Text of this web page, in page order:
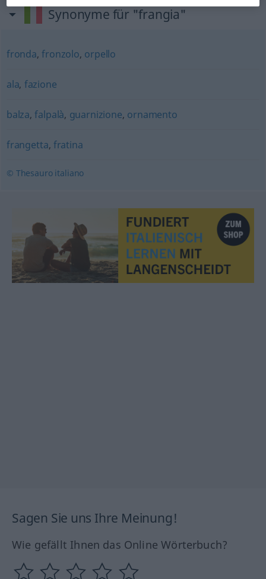
Synonyme für "frangia"
fronda,fronzolo, orpello
ala, fazione
balza,falpalà, guarnizione, ornamento
frangetta, fratina
© Thesauro italiano
Sagen Sie uns Ihre Meinung!
Wie gefällt Ihnen das Online Wörterbuch?